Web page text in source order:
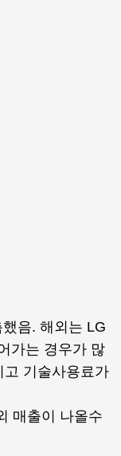
음. 해외는 LG
가는 경우가 많
고 기술사용료가
매출이 나올수